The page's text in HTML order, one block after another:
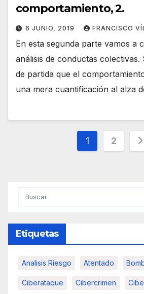
comportamiento, 2.
6 JUNIO, 2019 FRANCISCO
En esta segunda parte vamos a
análisis de conductas colectivas.
de partida que el
una mera cuantificación al alza
1 2
Etiquetas
Analisis Riesgo Atentado
Ciberataque Cibercrimen